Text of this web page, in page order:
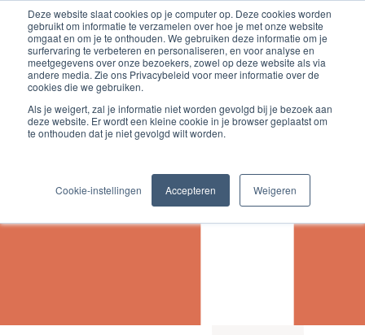
Deze website slaat cookies op je computer op. Deze cookies worden
gebruikt om informatie te verzamelen over hoe je met onze website
omgaat en om je te onthouden. We gebruiken deze informatie om je
surfervaring te verbeteren en personaliseren, en voor analyse en
meetgegevens over onze bezoekers, zowel op deze website als via
andere media. Zie ons Privacybeleid voor meer informatie over de
cookies die we gebruiken.
Als je weigert, zal je informatie niet worden gevolgd bij je bezoek aan
deze website. Er wordt een kleine cookie in je browser geplaatst om
te onthouden dat je niet gevolgd wilt worden.
Cookie-instellingen Accepteren Weigeren
Neem contact op
Benieuwd wat BAS voor jou
kan betekenen?